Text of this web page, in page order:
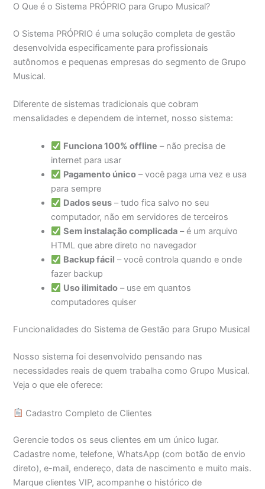
O Que é o Sistema PRÓPRIO para Grupo Musical?
O Sistema PRÓPRIO é uma solução completa de gestão
desenvolvida especificamente para profissionais
autônomos e pequenas empresas do segmento de Grupo
Musical.
Diferente de sistemas tradicionais que cobram
mensalidades e dependem de internet, nosso sistema:
Funciona 100% offline – não precisa de
internet para usar
Pagamento único– você paga uma vez e usa
para sempre
Dados seus– tudo fica salvo no seu
computador, não em servidores de terceiros
Sem instalação complicada– é um arquivo
HTML que abre direto no navegador
Backup fácil – você controla quando e onde
fazer backup
Uso ilimitado– use em quantos
computadores quiser
Funcionalidades do Sistema de Gestão para Grupo Musical
Nosso sistema foi desenvolvido pensando nas
necessidades reais de quem trabalha como Grupo Musical.
Veja o que ele oferece:
Cadastro Completo de Clientes
Gerencie todos os seus clientes em um único lugar.
Cadastre nome, telefone, WhatsApp (com botão de envio
direto), e-mail, endereço, data de nascimento e muito mais.
Marque clientes VIP, acompanhe o histórico de